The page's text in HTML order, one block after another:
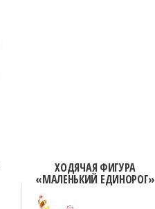
ХОДЯЧАЯ ФИГУРА
«МАЛЕНЬКИЙ ЕДИНОРОГ»